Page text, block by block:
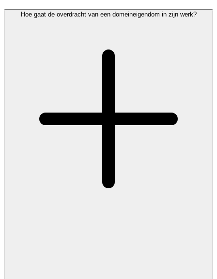
Hoe gaat de overdracht van een domeineigendom in zijn werk?